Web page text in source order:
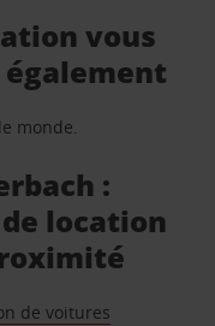
vous
monde.
:
location
de voitures